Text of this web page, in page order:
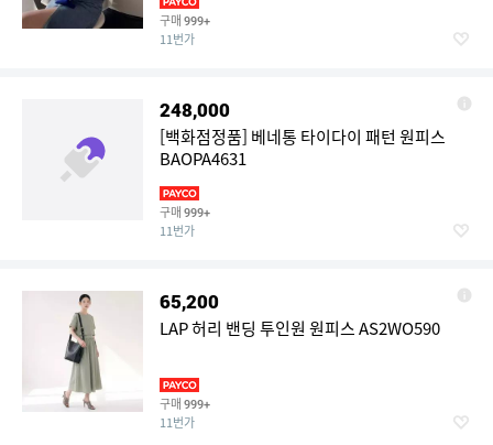
구매 999+
11번가
248,000
[백화점정품] 베네통 타이다이 패턴 원피스
BAOPA4631
구매 999+
11번가
65,200
LAP 허리 밴딩 투인원 원피스 AS2WO590
구매 999+
11번가